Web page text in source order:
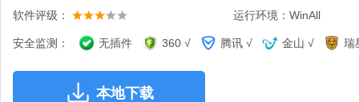
软件评级： 运行环境：WinAll
安全监测： 无插件 360 √ 腾讯 √ 金山 √ 瑞
本地下载